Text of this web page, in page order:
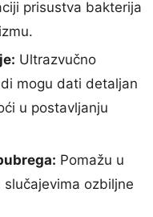
prisustva bakterija
Ultrazvučno
mogu dati detaljan
u postavljanju
Pomažu u
ozbiljne